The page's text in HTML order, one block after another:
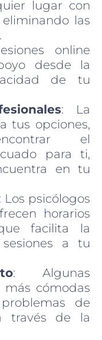
lugar con
las
online
desde la
de tu
: La
tus opciones,
el
para ti,
en tu
: Los psicólogos
horarios
facilita la
a tu
: Algunas
más cómodas
de
través de la